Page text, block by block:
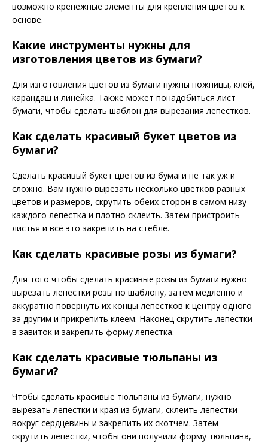
возможно крепежные элементы для крепления цветов к
основе.
Какие инструменты нужны для
изготовления цветов из бумаги?
Для изготовления цветов из бумаги нужны ножницы, клей,
карандаш и линейка. Также может понадобиться лист
бумаги, чтобы сделать шаблон для вырезания лепестков.
Как сделать красивый букет цветов из
бумаги?
Сделать красивый букет цветов из бумаги не так уж и
сложно. Вам нужно вырезать несколько цветков разных
цветов и размеров, скрутить обеих сторон в самом низу
каждого лепестка и плотно склеить. Затем пристроить
листья и всё это закрепить на стебле.
Как сделать красивые розы из бумаги?
Для того чтобы сделать красивые розы из бумаги нужно
вырезать лепестки розы по шаблону, затем медленно и
аккуратно повернуть их концы лепестков к центру одного
за другим и прикрепить клеем. Наконец скрутить лепестки
в завиток и закрепить форму лепестка.
Как сделать красивые тюльпаны из
бумаги?
Чтобы сделать красивые тюльпаны из бумаги, нужно
вырезать лепестки и края из бумаги, склеить лепестки
вокруг сердцевины и закрепить их скотчем. Затем
скрутить лепестки, чтобы они получили форму тюльпана,